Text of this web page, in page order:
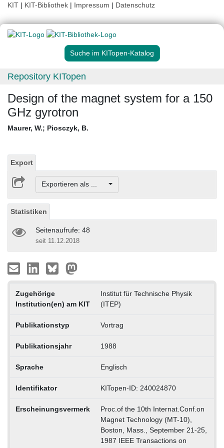
KIT | KIT-Bibliothek | Impressum | Datenschutz
Suche im KITopen-Katalog
Repository KITopen
Design of the magnet system for a 150
GHz gyrotron
Maurer, W.; Piosczyk, B.
Export
Exportieren als ...
Statistiken
Seitenaufrufe: 48
seit 11.12.2018
Zugehörige
Institution(en) am KIT
Institut für Technische Physik
(ITEP)
Publikationstyp Vortrag
Publikationsjahr 1988
Sprache Englisch
Identifikator KITopen-ID: 240024870
Erscheinungsvermerk
Proc.of the 10th Internat.Conf.on
Magnet Technology (MT-10),
Boston, Mass., September 21-25,
1987 IEEE Transactions on